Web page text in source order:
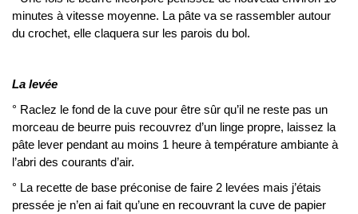
minutes à vitesse moyenne. La pâte va se rassembler autour
du crochet, elle claquera sur les parois du bol.
La levée
° Raclez le fond de la cuve pour être sûr qu’il ne reste pas un
morceau de beurre puis recouvrez d’un linge propre, laissez la
pâte lever pendant au moins 1 heure à température ambiante à
l’abri des courants d’air.
° La recette de base préconise de faire 2 levées mais j’étais
pressée je n’en ai fait qu’une en recouvrant la cuve de papier